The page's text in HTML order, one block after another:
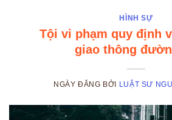
HÌNH SỰ
Tội vi phạm quy định
giao thông
NGÀY ĐĂNG BỞI LUẬT SƯ